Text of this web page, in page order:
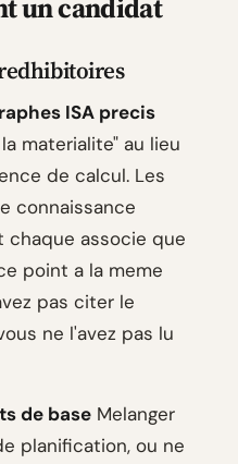
un candidat
ISA precis
materialite" au lieu
de calcul. Les
connaissance
chaque associe que
point a la meme
pas citer le
ne l'avez pas lu
de base Melanger
planification, ou ne